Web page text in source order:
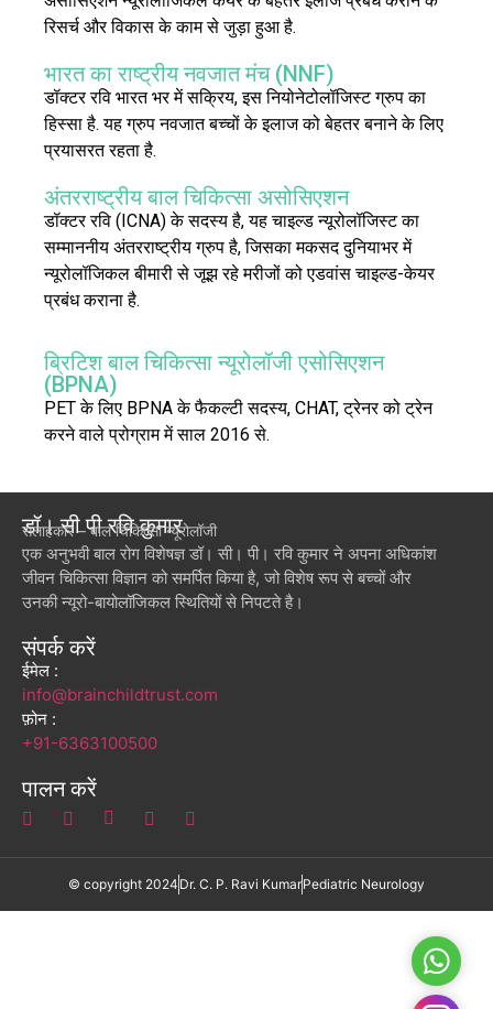
रिसर्च और विकास के काम से जुड़ा हुआ है.
भारत का राष्ट्रीय नवजात मंच (NNF)
डॉक्टर रवि भारत भर में सक्रिय, इस नियोनेटोलॉजिस्ट ग्रुप का
हिस्सा है. यह ग्रुप नवजात बच्चों के इलाज को बेहतर बनाने के लिए
प्रयासरत रहता है.
अंतरराष्ट्रीय बाल चिकित्सा असोसिएशन
डॉक्टर रवि (ICNA) के सदस्य है, यह चाइल्ड न्यूरोलॉजिस्ट का
सम्माननीय अंतरराष्ट्रीय ग्रुप है, जिसका मकसद दुनियाभर में
न्यूरोलॉजिकल बीमारी से जूझ रहे मरीजों को एडवांस चाइल्ड-केयर
प्रबंध कराना है.
ब्रिटिश बाल चिकित्सा न्यूरोलॉजी एसोसिएशन
(BPNA)
PET के लिए BPNA के फैकल्टी सदस्य, CHAT, ट्रेनर को ट्रेन
करने वाले प्रोग्राम में साल 2016 से.
डॉ। सी पी रवि कुमार
सलाहकार – बाल चिकित्सा न्यूरोलॉजी
एक अनुभवी बाल रोग विशेषज्ञ डॉ। सी। पी। रवि कुमार ने अपना अधिकांश
जीवन चिकित्सा विज्ञान को समर्पित किया है, जो विशेष रूप से बच्चों और
उनकी न्यूरो-बायोलॉजिकल स्थितियों से निपटते है।
संपर्क करें
ईमेल :
info@brainchildtrust.com
फ़ोन :
+91-6363100500
पालन करें
© copyright 2024 Dr. C. P. Ravi KumarPediatric Neurology